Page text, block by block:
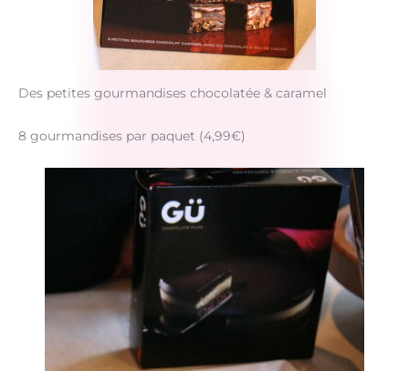
Des petites gourmandises chocolatée & caramel
8 gourmandises par paquet (4,99€)